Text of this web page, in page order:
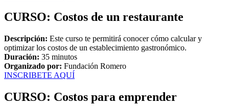
CURSO: Costos de un restaurante
Descripción: Este curso te permitirá conocer cómo calcular y
optimizar los costos de un establecimiento gastronómico.
Duración: 35 minutos
Organizado por: Fundación Romero
INSCRIBETE AQUÍ
CURSO: Costos para emprender